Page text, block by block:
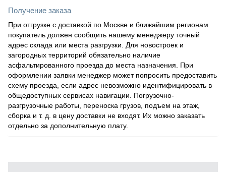
Получение заказа
При отгрузке с доставкой по Москве и ближайшим регионам
покупатель должен сообщить нашему менеджеру точный
адрес склада или места разгрузки. Для новостроек и
загородных территорий обязательно наличие
асфальтированного проезда до места назначения. При
оформлении заявки менеджер может попросить предоставить
схему проезда, если адрес невозможно идентифицировать в
общедоступных сервисах навигации. Погрузочно-
разгрузочные работы, переноска грузов, подъем на этаж,
сборка и т. д. в цену доставки не входят. Их можно заказать
отдельно за дополнительную плату.